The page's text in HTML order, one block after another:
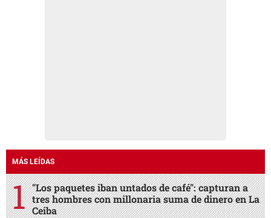
MÁS LEÍDAS
"Los paquetes iban untados de café": capturan a
tres hombres con millonaria suma de dinero en La
Ceiba